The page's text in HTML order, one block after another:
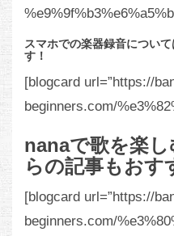
スマホでの楽器録音につい
す！
[blogcard url=”https://
beginners.com/
nanaで歌を楽
らの記事もおす
[blogcard url=”https://
beginners.com/